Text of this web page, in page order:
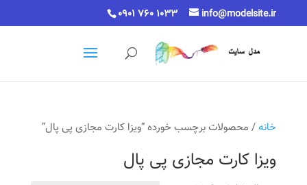
0901 760 1033 info@modelsite.ir
خانه/ محصولات برچسب خورده “ویزا کارت مجازی پی پال”
ویزا کارت مجازی پی پال